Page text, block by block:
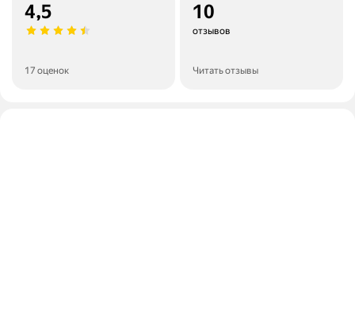
4,5
17 оценок
10
отзывов
Читать отзывы